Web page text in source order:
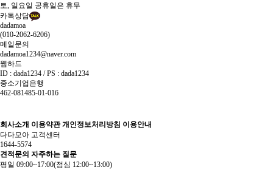
토, 일요일 공휴일은 휴무
카톡상담
dadamoa
(010-2062-6206)
메일문의
dadamoa1234@naver.com
웹하드
ID : dada1234 / PS : dada1234
중소기업은행
462-081485-01-016
회사소개 이용약관 개인정보처리방침 이용안내
다다모아 고객센터
1644-5574
견적문의 자주하는 질문
평일 09:00~17:00(점심 12:00~13:00)